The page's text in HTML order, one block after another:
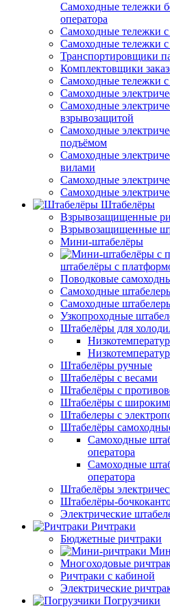
Самоходные тележки
оператора
Самоходные тележки
Самоходные тележки
Транспортировщики
Комплектовщики
Самоходные тележки с
Самоходные
Самоходные
взрывозащитой
Самоходные
подъёмом
Самоходные
вилами
Самоходные
Самоходные
Штабелёры
Взрывозащищенные
Взрывозащищенные
Мини-штабелёры
штабелёры с
Поводковые
Самоходные
Самоходные
Узкопроходные
Штабелёры для
Штабелёры ручные
Штабелёры с весами
Штабелёры с
Штабелёры с
Штабелеры с
Штабелёры
Самоходные
оператора
Самоходные
оператора
Штабелёры
Штабелёры-
Электрические
Ричтраки
Бюджетные ричтраки
Многоходовые
Ричтраки с кабиной
Электрические
Погрузчики